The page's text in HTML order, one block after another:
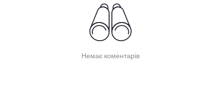
Немає коментарів